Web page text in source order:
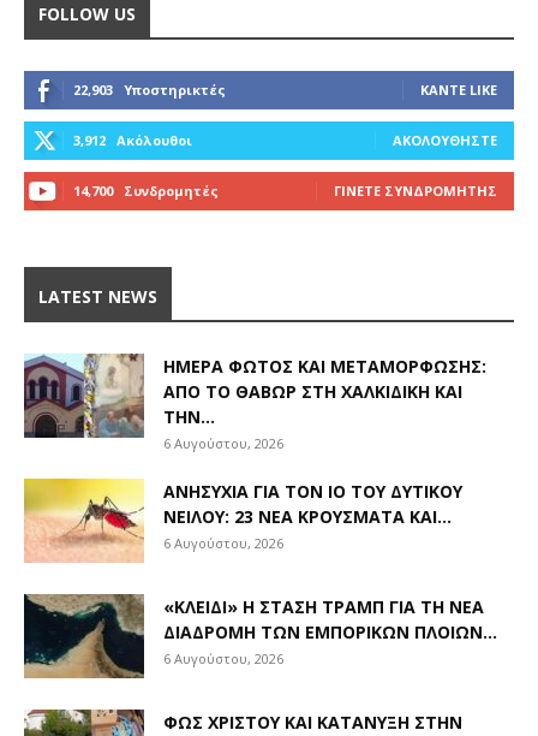
FOLLOW US
22,903 Υποστηρικτές ΚΆΝΤΕ LIKE
3,912 Ακόλουθοι ΑΚΟΛΟΥΘΉΣΤΕ
14,700 Συνδρομητές ΓΊΝΕΤΕ ΣΥΝΔΡΟΜΗΤΉΣ
LATEST NEWS
ΗΜΈΡΑ ΦΩΤΌΣ ΚΑΙ ΜΕΤΑΜΌΡΦΩΣΗΣ:
ΑΠΌ ΤΟ ΘΑΒΏΡ ΣΤΗ ΧΑΛΚΙΔΙΚΉ ΚΑΙ
ΤΗΝ...
6 Αυγούστου, 2026
ΑΝΗΣΥΧΊΑ ΓΙΑ ΤΟΝ ΙΌ ΤΟΥ ΔΥΤΙΚΟΎ
ΝΕΊΛΟΥ: 23 ΝΈΑ ΚΡΟΎΣΜΑΤΑ ΚΑΙ...
6 Αυγούστου, 2026
«ΚΛΕΙΔΊ» Η ΣΤΆΣΗ ΤΡΑΜΠ ΓΙΑ ΤΗ ΝΈΑ
ΔΙΑΔΡΟΜΉ ΤΩΝ ΕΜΠΟΡΙΚΏΝ ΠΛΟΊΩΝ...
6 Αυγούστου, 2026
ΦΩΣ ΧΡΙΣΤΟΎ ΚΑΙ ΚΑΤΆΝΥΞΗ ΣΤΗΝ